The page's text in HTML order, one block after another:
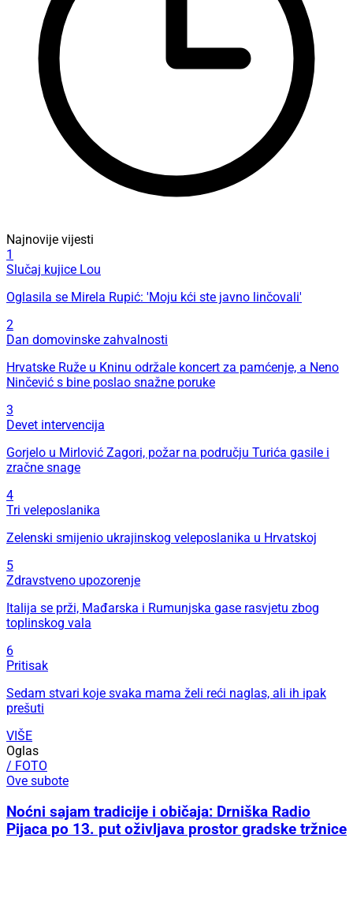
Najnovije vijesti
1
Slučaj kujice Lou
Oglasila se Mirela Rupić: 'Moju kći ste javno linčovali'
2
Dan domovinske zahvalnosti
Hrvatske Ruže u Kninu održale koncert za pamćenje, a Neno
Ninčević s bine poslao snažne poruke
3
Devet intervencija
Gorjelo u Mirlović Zagori, požar na području Turića gasile i
zračne snage
4
Tri veleposlanika
Zelenski smijenio ukrajinskog veleposlanika u Hrvatskoj
5
Zdravstveno upozorenje
Italija se prži, Mađarska i Rumunjska gase rasvjetu zbog
toplinskog vala
6
Pritisak
Sedam stvari koje svaka mama želi reći naglas, ali ih ipak
prešuti
VIŠE
Oglas
/ FOTO
Ove subote
Noćni sajam tradicije i običaja: Drniška Radio
Pijaca po 13. put oživljava prostor gradske tržnice